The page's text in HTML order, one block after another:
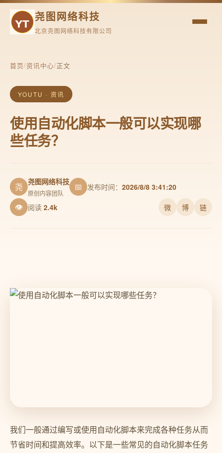
尧图网络科技
北京尧图网络科技有限公司
首页/资讯中心/正文
YOUTU · 资讯
使用自动化脚本一般可以实现哪
些任务？
尧 尧图网络科技
原创内容团队
📅 发布时间： 2026/8/8 3:41:20
👁 阅读 2.4k 微 博 链
我们一般通过编写或使用自动化脚本来完成各种任务从而
节省时间和提高效率。以下是一些常见的自动化脚本任务